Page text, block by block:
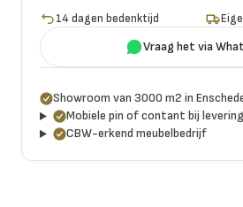
14 dagen bedenktijd
Vraag het via
Showroom van 3000 m2 in
Mobiele pin of contant bij levering
CBW-erkend meubelbedrijf